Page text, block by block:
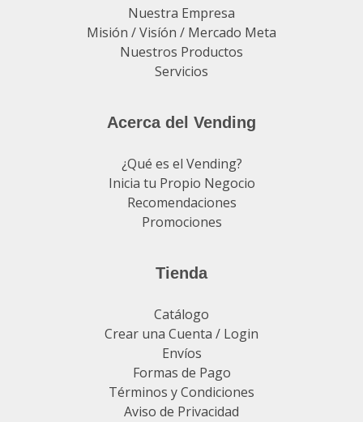
Nuestra Empresa
Misión / Visíón / Mercado Meta
Nuestros Productos
Servicios
Acerca del Vending
¿Qué es el Vending?
Inicia tu Propio Negocio
Recomendaciones
Promociones
Tienda
Catálogo
Crear una Cuenta / Login
Envíos
Formas de Pago
Términos y Condiciones
Aviso de Privacidad